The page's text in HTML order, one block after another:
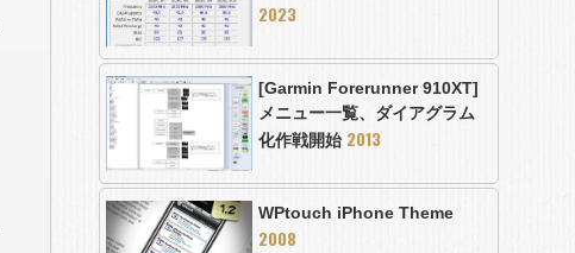
2023
[Garmin Forerunner 910XT]
メニュー一覧、ダイアグラム
化作戦開始 2013
WPtouch iPhone Theme
2008